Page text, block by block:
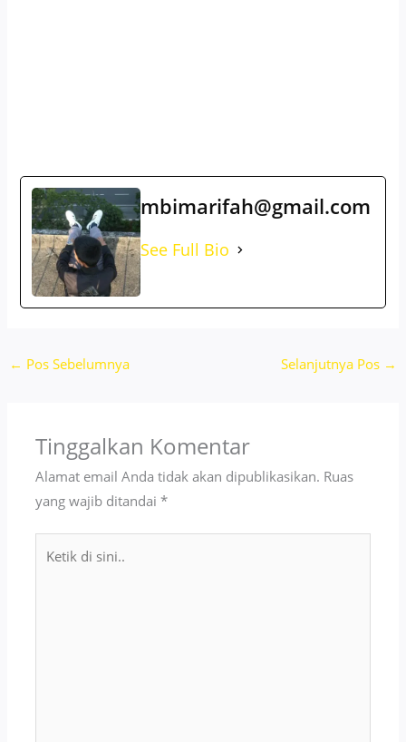
mbimarifah@gmail.com
See Full Bio
← Pos Sebelumnya Selanjutnya Pos →
Tinggalkan Komentar
Alamat email Anda tidak akan dipublikasikan. Ruas
yang wajib ditandai*